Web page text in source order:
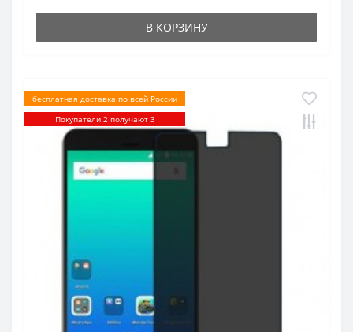
В КОРЗИНУ
бесплатная доставка по всей России
Покупатели 2 получают 3